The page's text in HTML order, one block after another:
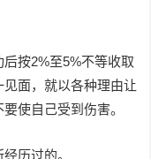
按2%至5%不等收取
面，就以各种理由让
使自己受到伤害。
历过的。